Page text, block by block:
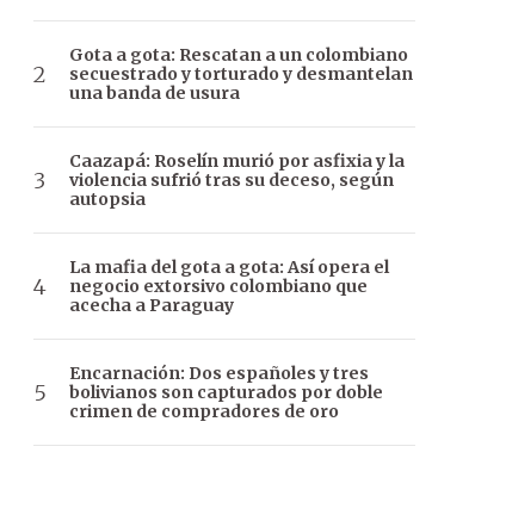
Gota a gota: Rescatan a un colombiano
secuestrado y torturado y desmantelan
una banda de usura
Caazapá: Roselín murió por asfixia y la
violencia sufrió tras su deceso, según
autopsia
La mafia del gota a gota: Así opera el
negocio extorsivo colombiano que
acecha a Paraguay
Encarnación: Dos españoles y tres
bolivianos son capturados por doble
crimen de compradores de oro